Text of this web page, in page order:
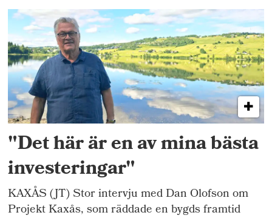
"Det här är en av mina bästa
investeringar"
KAXÅS (JT) Stor intervju med Dan Olofson om
Projekt Kaxås, som räddade en bygds framtid